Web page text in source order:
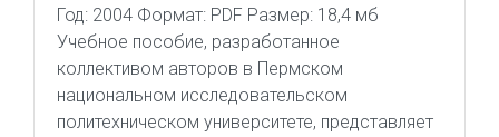
Год: 2004 Формат: PDF Размер: 18,4 мб
Учебное пособие, разработанное
коллективом авторов в Пермском
национальном исследовательском
политехническом университете, представляет